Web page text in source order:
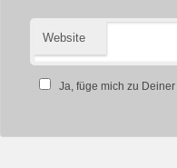
Website
Ja, füge mich zu